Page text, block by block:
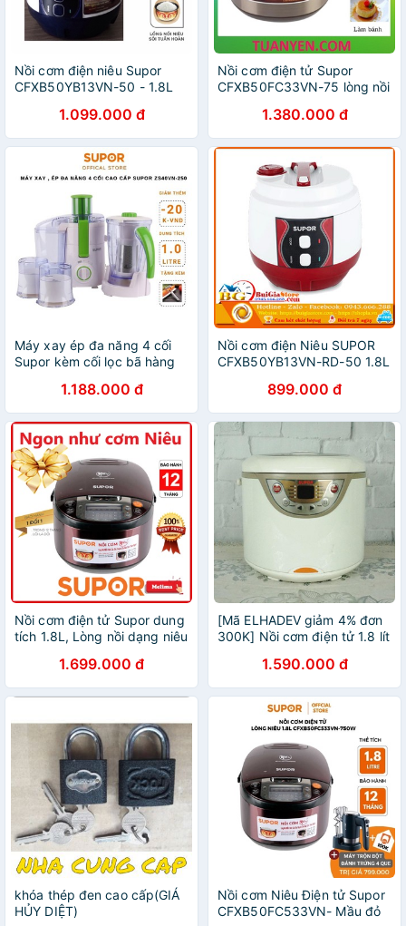
Nồi cơm điện niêu Supor
CFXB50YB13VN-50 - 1.8L
1.099.000 đ
Nồi cơm điện tử Supor
CFXB50FC33VN-75 lòng nồi
1.380.000 đ
Máy xay ép đa năng 4 cối
Supor kèm cối lọc bã hàng
tháng ZS40VN-250
1.188.000 đ
Nồi cơm điện Niêu SUPOR
CFXB50YB13VN-RD-50 1.8L
899.000 đ
Nồi cơm điện tử Supor dung
tích 1.8L, Lòng nồi dạng niêu
và thơm ngon hơn, Tặng
kèm xửng hấp
1.699.000 đ
[Mã ELHADEV giảm 4% đơn
300K] Nồi cơm điện tử 1.8 lít
nâu cơm, nấu cháo, làm
bánh,...
1.590.000 đ
khóa thép đen cao cấp(GIÁ
HỦY DIỆT)
Nồi cơm Niêu Điện tử Supor
CFXB50FC533VN- Mầu đỏ